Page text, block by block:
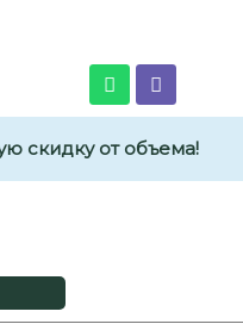
скидку от объема!